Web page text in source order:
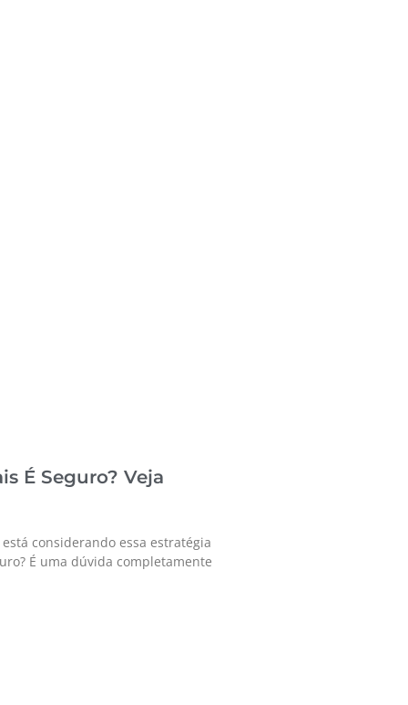
É Seguro? Veja
considerando essa estratégia
É uma dúvida completamente